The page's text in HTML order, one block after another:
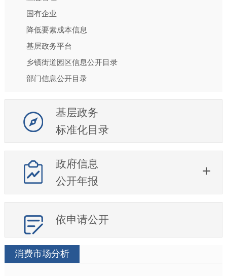
国有企业
降低要素成本信息
基层政务平台
乡镇街道园区信息公开目录
部门信息公开目录
基层政务
标准化目录
政府信息
公开年报
依申请公开
消费市场分析